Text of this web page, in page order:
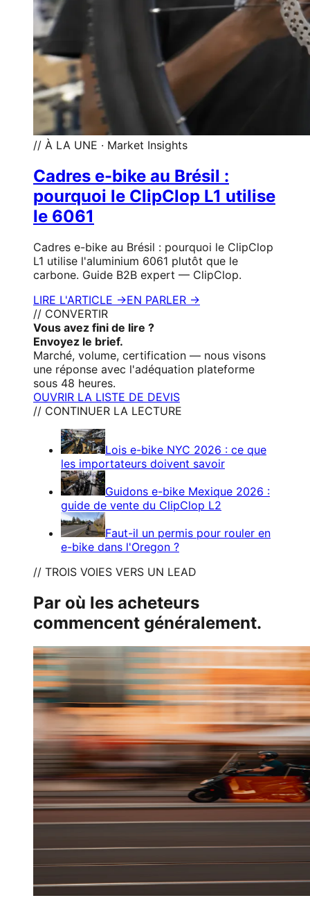
// À LA UNE · Market Insights
Cadres e-bike au Brésil :
pourquoi le ClipClop L1 utilise
le 6061
Cadres e-bike au Brésil : pourquoi le ClipClop
L1 utilise l'aluminium 6061 plutôt que le
carbone. Guide B2B expert — ClipClop.
LIRE L'ARTICLE →EN PARLER →
// CONVERTIR
Vous avez fini de lire ?
Envoyez le brief.
Marché, volume, certification — nous visons
une réponse avec l'adéquation plateforme
sous 48 heures.
OUVRIR LA LISTE DE DEVIS
// CONTINUER LA LECTURE
Lois e-bike NYC 2026 : ce que
les importateurs doivent savoir
Guidons e-bike Mexique 2026 :
guide de vente du ClipClop L2
Faut-il un permis pour rouler en
e-bike dans l'Oregon ?
// TROIS VOIES VERS UN LEAD
Par où les acheteurs
commencent généralement.